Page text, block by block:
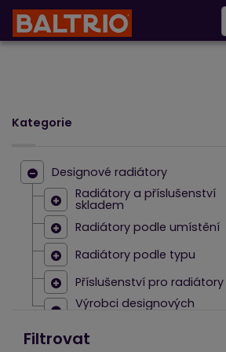
Kategorie
Designové radiátory
Radiátory a příslušenství
skladem
Radiátory podle umístění
Radiátory podle typu
Příslušenství pro radiátory
Výrobci designových
ZEHNDER
Filtrovat